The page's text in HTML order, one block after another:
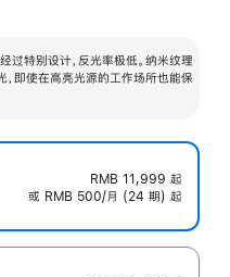
过特别设计，反光率极低。纳米纹理
，即使在高亮光源的工作场所也能保
RMB 11,999 起
或 RMB 500/月 (24 期) 起